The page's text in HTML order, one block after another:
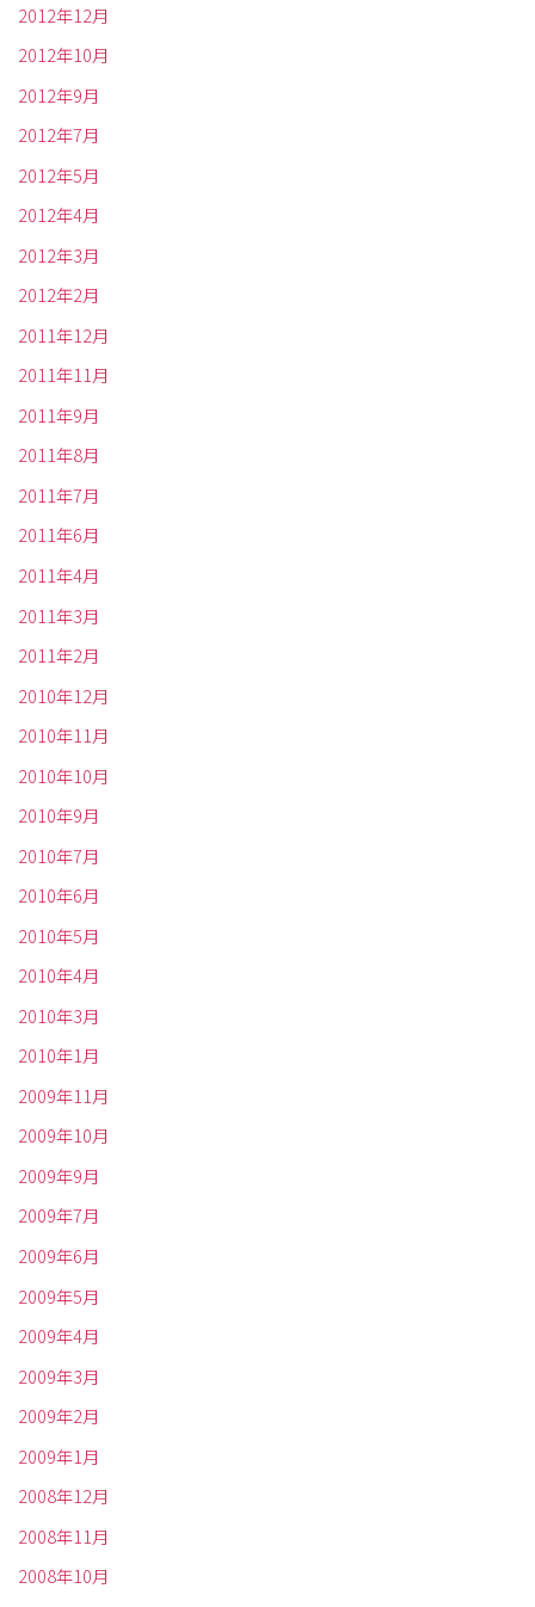
2012年12月
2012年10月
2012年9月
2012年7月
2012年5月
2012年4月
2012年3月
2012年2月
2011年12月
2011年11月
2011年9月
2011年8月
2011年7月
2011年6月
2011年4月
2011年3月
2011年2月
2010年12月
2010年11月
2010年10月
2010年9月
2010年7月
2010年6月
2010年5月
2010年4月
2010年3月
2010年1月
2009年11月
2009年10月
2009年9月
2009年7月
2009年6月
2009年5月
2009年4月
2009年3月
2009年2月
2009年1月
2008年12月
2008年11月
2008年10月